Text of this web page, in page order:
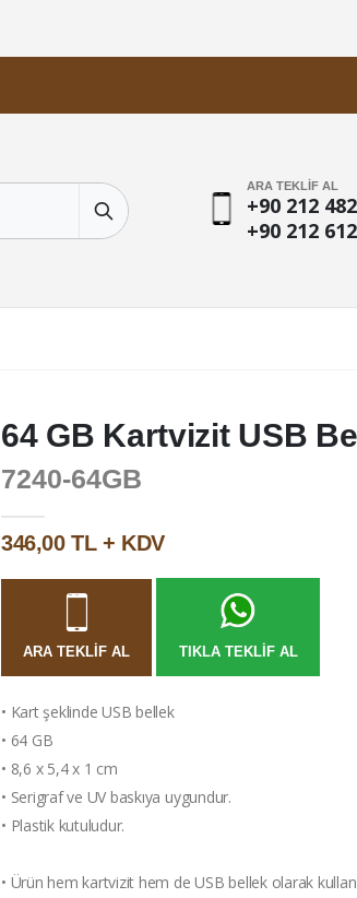
ARA TEKLİF AL
+90 212
+90 212
64 GB Kartvizit USB
7240-64GB
346,00 TL + KDV
ARA TEKLIF AL TIKLA TEKLIF AL
• Kart şeklinde USB bellek
• 64 GB
• 8,6 x 5,4 x 1 cm
• Serigraf ve UV baskıya uygundur.
• Plastik kutuludur.
• Ürün hem kartvizit hem de USB bellek olarak